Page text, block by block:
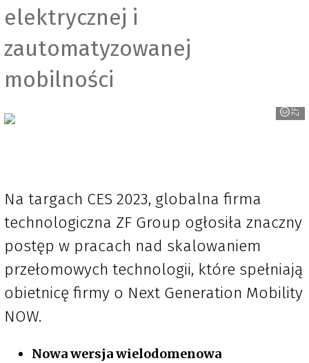
elektrycznej i
zautomatyzowanej
mobilności
ZF
Na targach CES 2023, globalna firma
technologiczna ZF Group ogłosiła znaczny
postęp w pracach nad skalowaniem
przełomowych technologii, które spełniają
obietnicę firmy o Next Generation Mobility
NOW.
Nowa wersja wielodomenowa